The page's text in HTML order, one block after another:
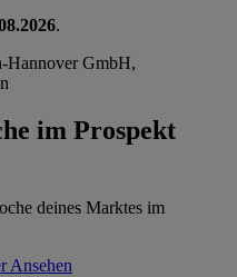
.
Hannover GmbH,
im Prospekt
deines Marktes im
Ansehen